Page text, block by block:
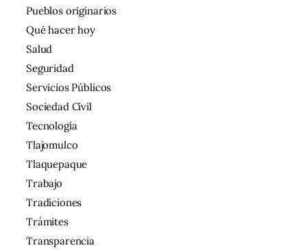
Pueblos originarios
Qué hacer hoy
Salud
Seguridad
Servicios Públicos
Sociedad Civil
Tecnología
Tlajomulco
Tlaquepaque
Trabajo
Tradiciones
Trámites
Transparencia